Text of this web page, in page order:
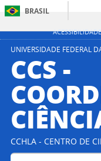
BRASIL
UNIVERSIDADE FEDERAL
CCS -
CCHLA - CENTRO DE
Buscar no portal